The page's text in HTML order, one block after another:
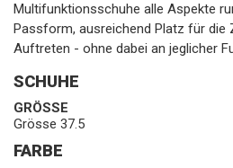
Multifunktionsschuhe alle Aspekte
Passform, ausreichend Platz für die
Auftreten - ohne dabei an jeglicher
SCHUHE
GRÖSSE
Grösse 37.5
FARBE